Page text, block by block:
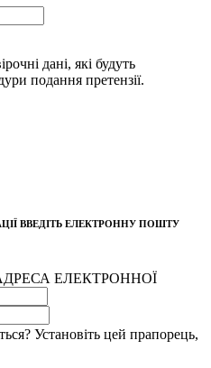
дані, які будуть
подання претензії.
ВВЕДІТЬ ЕЛЕКТРОННУ ПОШТУ
ЕЛЕКТРОННОЇ
Установіть цей прапорець,